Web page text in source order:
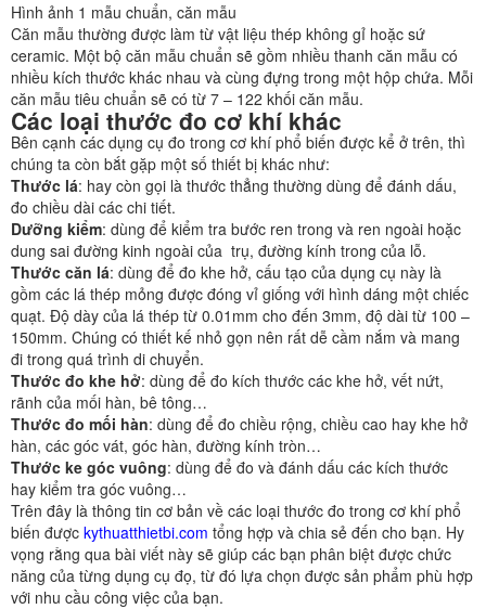
Hình ảnh 1 mẫu chuẩn, căn mẫu
Căn mẫu thường được làm từ vật liệu thép không gỉ hoặc sứ
ceramic. Một bộ căn mẫu chuẩn sẽ gồm nhiều thanh căn mẫu có
nhiều kích thước khác nhau và cùng đựng trong một hộp chứa. Mỗi
căn mẫu tiêu chuẩn sẽ có từ 7 – 122 khối căn mẫu.
Các loại thước đo cơ khí khác
Bên cạnh các dụng cụ đo trong cơ khí phổ biến được kể ở trên, thì
chúng ta còn bắt gặp một số thiết bị khác như:
Thước lá: hay còn gọi là thước thẳng thường dùng để đánh dấu,
đo chiều dài các chi tiết.
Dưỡng kiểm: dùng để kiểm tra bước ren trong và ren ngoài hoặc
dung sai đường kinh ngoài của trụ, đường kính trong của lỗ.
Thước căn lá: dùng để đo khe hở, cấu tạo của dụng cụ này là
gồm các lá thép mỏng được đóng vỉ giống với hình dáng một chiếc
quạt. Độ dày của lá thép từ 0.01mm cho đến 3mm, độ dài từ 100 –
150mm. Chúng có thiết kế nhỏ gọn nên rất dễ cầm nắm và mang
đi trong quá trình di chuyển.
Thước đo khe hở: dùng để đo kích thước các khe hở, vết nứt,
rãnh của mối hàn, bê tông…
Thước đo mối hàn: dùng để đo chiều rộng, chiều cao hay khe hở
hàn, các góc vát, góc hàn, đường kính tròn…
Thước ke góc vuông: dùng để đo và đánh dấu các kích thước
hay kiểm tra góc vuông…
Trên đây là thông tin cơ bản về các loại thước đo trong cơ khí phổ
biến được kythuatthietbi.com tổng hợp và chia sẻ đến cho bạn. Hy
vọng rằng qua bài viết này sẽ giúp các bạn phân biệt được chức
năng của từng dụng cụ đọ, từ đó lựa chọn được sản phẩm phù hợp
với nhu cầu công việc của bạn.